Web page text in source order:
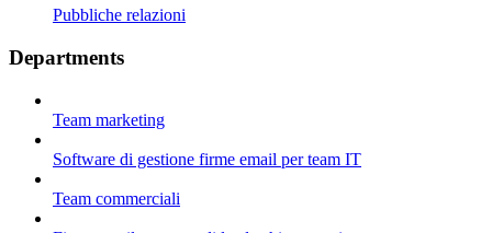
Pubbliche relazioni
Departments
Team marketing
Software di gestione firme email per team IT
Team commerciali